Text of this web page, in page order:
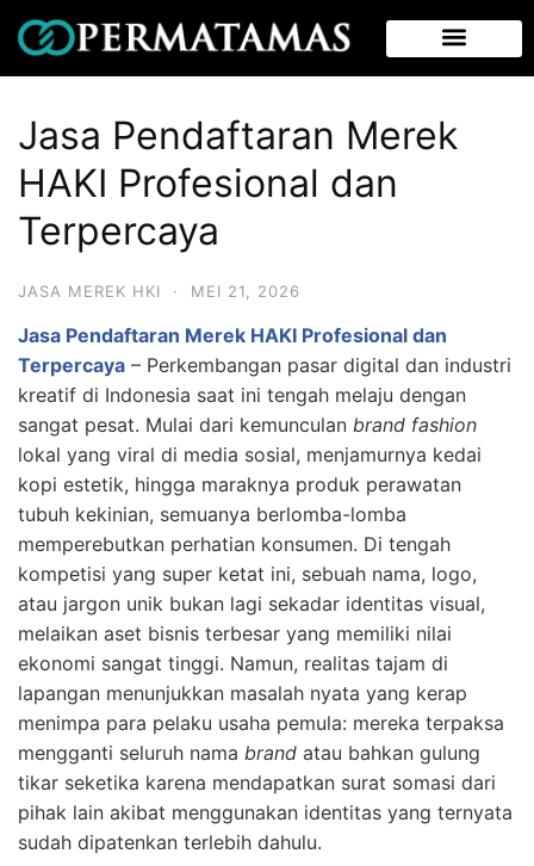
Jasa Pendaftaran Merek
HAKI Profesional dan
Terpercaya
JASA MEREK HKI · MEI 21, 2026
Jasa Pendaftaran Merek HAKI Profesional dan
Terpercaya – Perkembangan pasar digital dan industri
kreatif di Indonesia saat ini tengah melaju dengan
sangat pesat. Mulai dari kemunculan brand fashion
lokal yang viral di media sosial, menjamurnya kedai
kopi estetik, hingga maraknya produk perawatan
tubuh kekinian, semuanya berlomba-lomba
memperebutkan perhatian konsumen. Di tengah
kompetisi yang super ketat ini, sebuah nama, logo,
atau jargon unik bukan lagi sekadar identitas visual,
melaikan aset bisnis terbesar yang memiliki nilai
ekonomi sangat tinggi. Namun, realitas tajam di
lapangan menunjukkan masalah nyata yang kerap
menimpa para pelaku usaha pemula: mereka terpaksa
mengganti seluruh nama brand atau bahkan gulung
tikar seketika karena mendapatkan surat somasi dari
pihak lain akibat menggunakan identitas yang ternyata
sudah dipatenkan terlebih dahulu.